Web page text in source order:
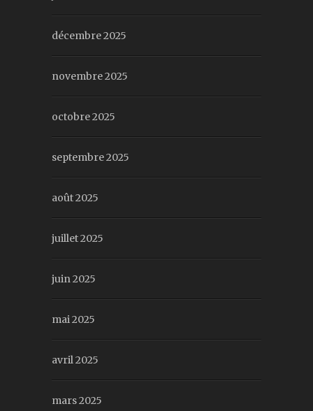
décembre 2025
novembre 2025
octobre 2025
septembre 2025
août 2025
juillet 2025
juin 2025
mai 2025
avril 2025
mars 2025